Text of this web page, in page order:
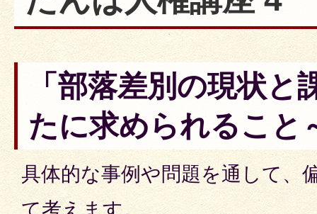
「部落差別の現状と
たに求められること
具体的な事例や問題を通して、
て考えます。